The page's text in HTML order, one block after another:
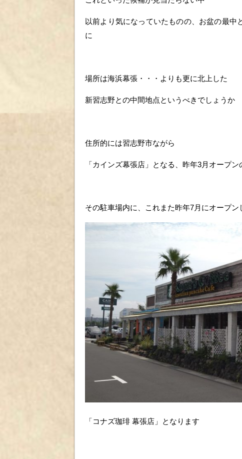
以前より気になっていたものの、お盆の最中
に
場所は海浜幕張・・・よりも更に北上した
新習志野との中間地点というべきでしょうか
住所的には習志野市ながら
「カインズ幕張店」となる、昨年3月オープン
その駐車場内に、これまた昨年7月にオープン
「コナズ珈琲 幕張店」となります